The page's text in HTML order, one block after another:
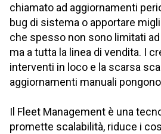
chiamato ad aggiornamenti
bug di sistema o apportare
che spesso non sono limitati
ma a tutta la linea di vendita. I
interventi in loco e la scarsa
aggiornamenti manuali
Il Fleet Management è una
promette scalabilità, riduce i